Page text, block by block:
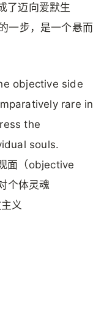
了迈向爱默生
一步，是一个悬而
objective side
rare in
the
souls.
面（objective
个体灵魂
义